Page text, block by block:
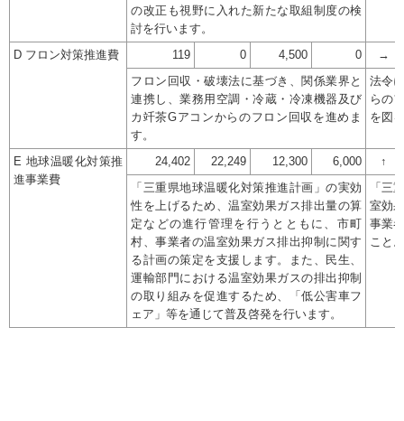
の改正も視野に入れた新たな取組制度の検
討を行います。
D フロン対策推進費 119 0 4,500 0 →
フロン回収・破壊法に基づき、関係業界と
連携し、業務用空調・冷蔵・冷凍機器及び
カ竏茶Gアコンからのフロン回収を進めま
す。
法令
らの
を図
E 地球温暖化対策推
進事業費
24,402 22,249 12,300 6,000 ↑
「三重県地球温暖化対策推進計画」の実効
性を上げるため、温室効果ガス排出量の算
定などの進行管理を行うとともに、市町
村、事業者の温室効果ガス排出抑制に関す
る計画の策定を支援します。また、民生、
運輸部門における温室効果ガスの排出抑制
の取り組みを促進するため、「低公害車フ
ェア」等を通じて普及啓発を行います。
「三
室効
事業
こと。